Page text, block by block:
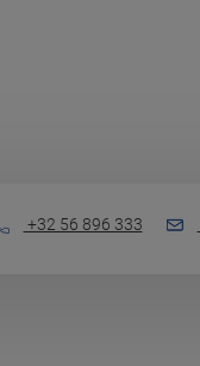
+32 56 896 333